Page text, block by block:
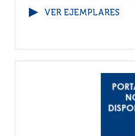
VER EJEMPLARES